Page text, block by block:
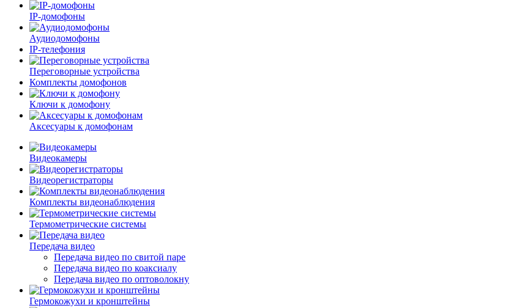
IP-домофоны
Аудиодомофоны
IP-телефония
Переговорные устройства
Комплекты домофонов
Ключи к домофону
Аксесуары к домофонам
Видеокамеры
Видеорегистраторы
Комплекты видеонаблюдения
Термометрические системы
Передача видео
Передача видео по свитой паре
Передача видео по коаксиалу
Передача видео по оптоволокну
Гермокожухи и кронштейны